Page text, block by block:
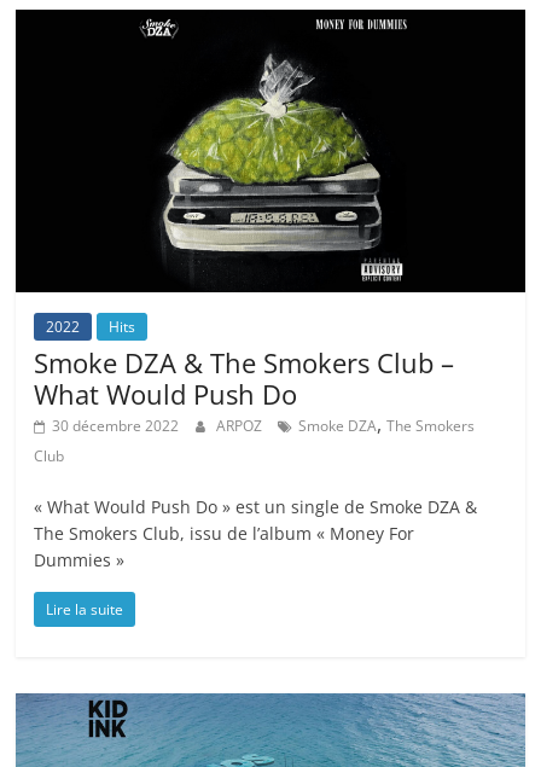
2022 Hits
Smoke DZA & The Smokers Club –
What Would Push Do
30 décembre 2022 ARPOZ Smoke DZA,The Smokers
Club
« What Would Push Do » est un single de Smoke DZA &
The Smokers Club, issu de l’album « Money For
Dummies »
Lire la suite